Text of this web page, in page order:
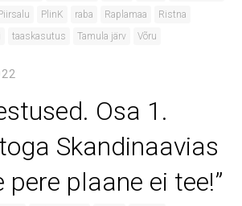
Piirsalu PlinK raba Raplamaa
Ristna
taaskasutus Tamula järv Võru
Osa 1.
Skandinaavias
pere plaane ei tee!”